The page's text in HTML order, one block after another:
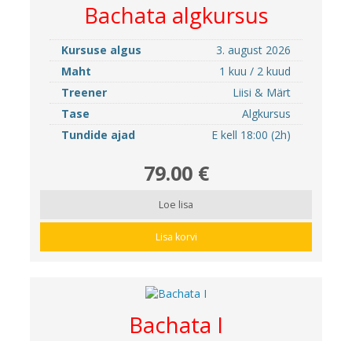
Bachata algkursus
Kursuse algus
3. august 2026
Maht
1 kuu / 2 kuud
Treener
Liisi & Märt
Tase
Algkursus
Tundide ajad
E kell 18:00 (2h)
79.00 €
Loe lisa
Lisa korvi
Bachata I